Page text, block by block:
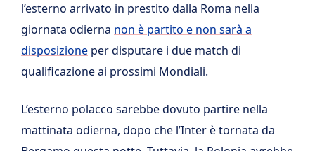
l’esterno arrivato in prestito dalla Roma nella
giornata odierna non è partito e non sarà a
disposizione per disputare i due match di
qualificazione ai prossimi Mondiali.
L’esterno polacco sarebbe dovuto partire nella
mattinata odierna, dopo che l’Inter è tornata da